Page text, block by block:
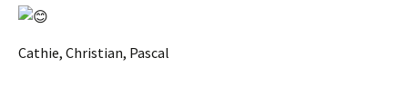
Cathie, Christian, Pascal